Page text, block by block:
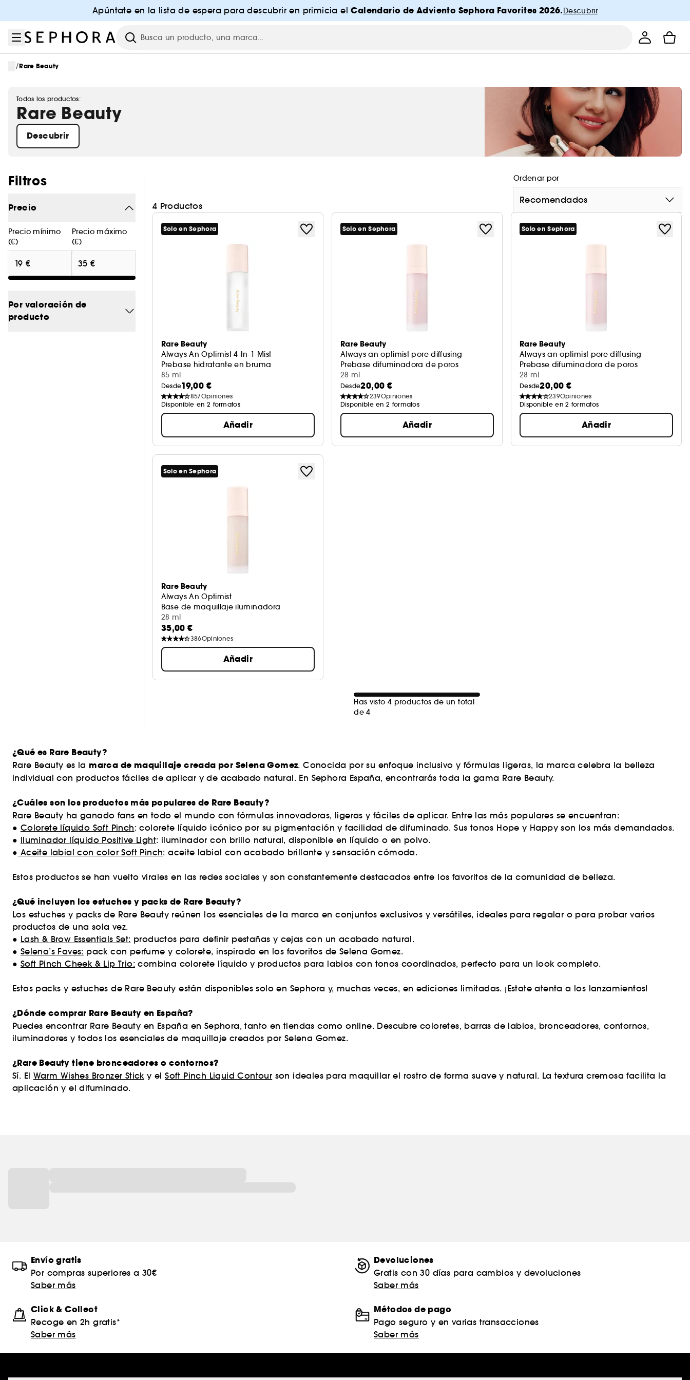
Ir al contenido principal
Apúntate en la lista de espera para descubrir en primicia elCalendario de Adviento Sephora Favorites 2026.Descubrir
Investigación
... /Rare Beauty
Todos los productos:
Rare Beauty
Descubrir
Filtros
Precio
Precio mínimo
(€)
Precio máximo
(€)
Por valoración de
producto
4 Productos
Ordenar por
Recomendados
Solo en Sephora
Rare Beauty
Always An Optimist 4-In-1 Mist
Prebase hidratante en bruma
85 ml
Desde19,00 €
857Opiniones
Disponible en 2 formatos
Añadir
Solo en Sephora
Rare Beauty
Always an optimist pore diffusing
Prebase difuminadora de poros
28 ml
Desde20,00 €
239Opiniones
Disponible en 2 formatos
Añadir
Solo en Sephora
Rare Beauty
Always an optimist pore diffusing
Prebase difuminadora de poros
28 ml
Desde20,00 €
239Opiniones
Disponible en 2 formatos
Añadir
Solo en Sephora
Rare Beauty
Always An Optimist
Base de maquillaje iluminadora
28 ml
35,00 €
386Opiniones
Añadir
Has visto 4 productos de un total
de 4
¿Qué es Rare Beauty?
Rare Beauty es la marca de maquillaje creada por Selena Gomez. Conocida por su enfoque inclusivo y fórmulas ligeras, la marca celebra la belleza
individual con productos fáciles de aplicar y de acabado natural. En Sephora España, encontrarás toda la gama Rare Beauty.
¿Cuáles son los productos más populares de Rare Beauty?
Rare Beauty ha ganado fans en todo el mundo con fórmulas innovadoras, ligeras y fáciles de aplicar. Entre las más populares se encuentran:
● Colorete líquido Soft Pinch: colorete líquido icónico por su pigmentación y facilidad de difuminado. Sus tonos Hope y Happy son los más demandados.
● Iluminador líquido Positive Light: iluminador con brillo natural, disponible en líquido o en polvo.
● Aceite labial con color Soft Pinch: aceite labial con acabado brillante y sensación cómoda.
Estos productos se han vuelto virales en las redes sociales y son constantemente destacados entre los favoritos de la comunidad de belleza.
¿Qué incluyen los estuches y packs de Rare Beauty?
Los estuches y packs de Rare Beauty reúnen los esenciales de la marca en conjuntos exclusivos y versátiles, ideales para regalar o para probar varios
productos de una sola vez.
● Lash & Brow Essentials Set: productos para definir pestañas y cejas con un acabado natural.
● Selena’s Faves: pack con perfume y colorete, inspirado en los favoritos de Selena Gomez.
● Soft Pinch Cheek & Lip Trio: combina colorete líquido y productos para labios con tonos coordinados, perfecto para un look completo.
Estos packs y estuches de Rare Beauty están disponibles solo en Sephora y, muchas veces, en ediciones limitadas. ¡Estate atenta a los lanzamientos!
¿Dónde comprar Rare Beauty en España?
Puedes encontrar Rare Beauty en España en Sephora, tanto en tiendas como online. Descubre coloretes, barras de labios, bronceadores, contornos,
iluminadores y todos los esenciales de maquillaje creados por Selena Gomez.
¿Rare Beauty tiene bronceadores o contornos?
Sí. El Warm Wishes Bronzer Sticky elSoft Pinch Liquid Contour son ideales para maquillar el rostro de forma suave y natural. La textura cremosa facilita la
aplicación y el difuminado.
Envío gratis
Por compras superiores a 30€
Saber más
Devoluciones
Gratis con 30 días para cambios y devoluciones
Saber más
Click & Collect
Recoge en 2h gratis*
Saber más
Métodos de pago
Pago seguro y en varias transacciones
Saber más